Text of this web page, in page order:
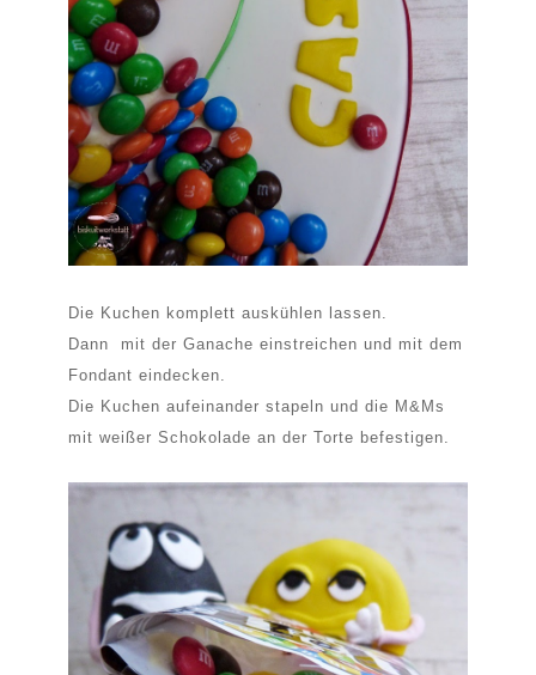
Die Kuchen komplett auskühlen lassen.
Dann mit der Ganache einstreichen und mit dem
Fondant eindecken.
Die Kuchen aufeinander stapeln und die M&Ms
mit weißer Schokolade an der Torte befestigen.